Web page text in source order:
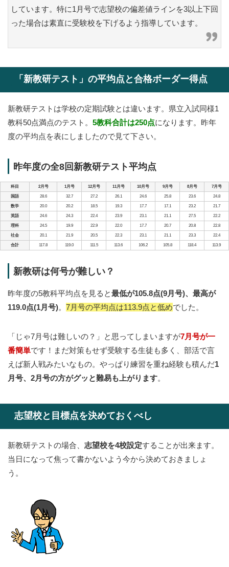
しています。特に1月号で志望校の偏差値ラインを3以上下回
った場合は素直に受験校を下げるよう指導しています。
「新教研テスト」の平均点と合格ボーダー得点
新教研テストは学校の定期試験とは違います。県立入試同様1
教科50点満点のテスト。 5教科合計は250点になります。昨年
度の平均点を表にしましたので見て下さい。
昨年度の全8回新教研テスト平均点
科目 2月号 1月号 12月号 11月号 10月号 9月号 8月号 7月号
国語 28.6 32.7 27.2 26.1 24.6 25.8 23.6 24.8
数学 20.0 20.2 18.5 19.3 17.7 17.1 23.2 21.7
英語 24.6 24.3 22.4 23.9 23.1 21.1 27.5 22.2
理科 24.5 19.9 22.9 22.0 17.7 20.7 20.8 22.8
社会 20.1 21.9 20.5 22.3 23.1 21.1 23.3 22.4
合計 117.8 119.0 111.5 113.6 106.2 105.8 118.4 113.9
新教研は何号が難しい？
昨年度の5教科平均点を見ると最低が105.8点(9月号)、最高が
119.0点(1月号)。 7月号の平均点は113.9点と低めでした。
「じゃ7月号は難しいの？」と思ってしまいますが7月号が一
番簡単です！まだ対策もせず受験する生徒も多く、部活で言
えば新人戦みたいなもの。やっぱり練習を重ね経験も積んだ1
月号、2月号の方がグッと難易も上がります。
志望校と目標点を決めておくべし
新教研テストの場合、 志望校を4校設定することが出来ます。
当日になって焦って書かないよう今から決めておきましょ
う。